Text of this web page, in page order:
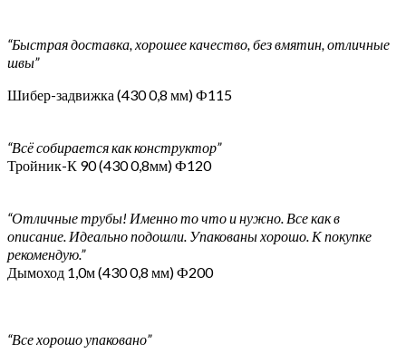
“Быстрая доставка, хорошее качество, без вмятин, отличные
швы”
Шибер-задвижка (430 0,8 мм) Ф115
“Всё собирается как конструктор”
Тройник-К 90 (430 0,8мм) Ф120
“Отличные трубы! Именно то что и нужно. Все как в
описание. Идеально подошли. Упакованы хорошо. К покупке
рекомендую.”
Дымоход 1,0м (430 0,8 мм) Ф200
“Все хорошо упаковано”